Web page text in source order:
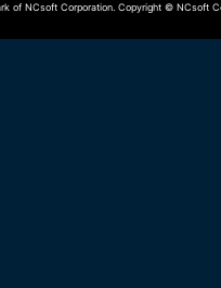
of NCsoft Corporation. Copyright © NCsoft